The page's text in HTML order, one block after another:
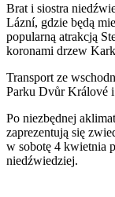
Brat i siostra
Lázní, gdzie będą
popularną atrakcją
koronami drzew
Transport ze
Parku Dvůr Králové i
Po niezbędnej
zaprezentują się
w sobotę 4 kwietnia
niedźwiedziej.